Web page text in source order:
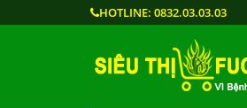
HOTLINE: 0832.03.03.03